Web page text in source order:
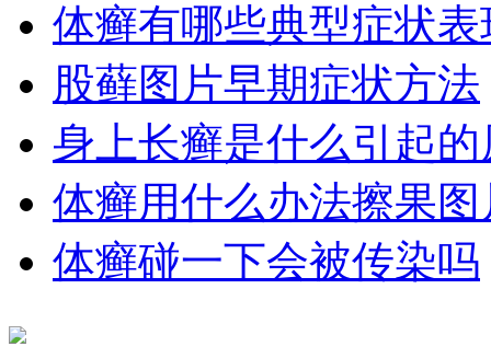
体癣有哪些典型症状
股藓图片早期症状方法
身上长癣是什么引起的
体癣用什么办法擦果图
体癣碰一下会被传染吗